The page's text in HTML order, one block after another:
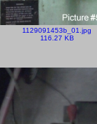
1129091453b_01.jpg
116.27 KB